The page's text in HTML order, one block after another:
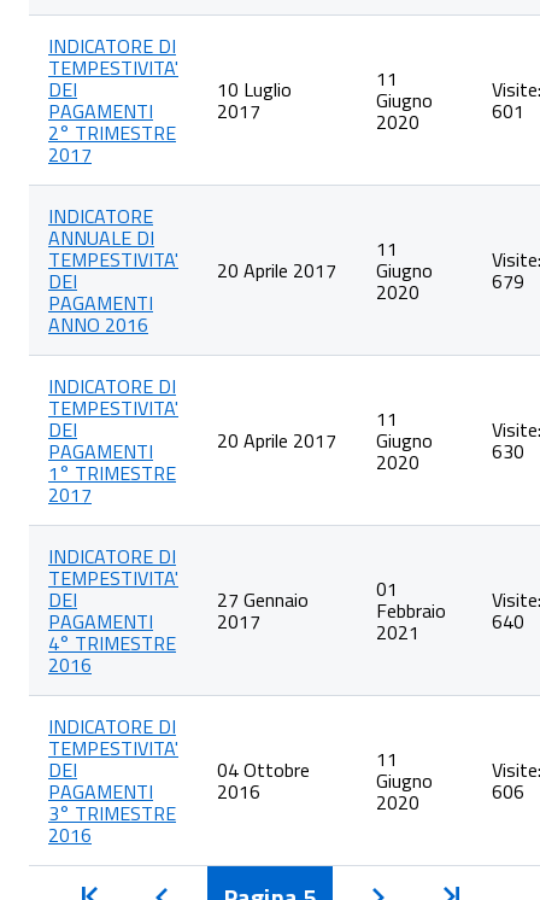
INDICATORE DI
TEMPESTIVITA'
DEI
PAGAMENTI
2° TRIMESTRE
2017
10 Luglio
2017
11
Giugno
2020
Visite:
601
INDICATORE
ANNUALE DI
TEMPESTIVITA'
DEI
PAGAMENTI
ANNO 2016
20 Aprile 2017
11
Giugno
2020
Visite:
679
INDICATORE DI
TEMPESTIVITA'
DEI
PAGAMENTI
1° TRIMESTRE
2017
20 Aprile 2017
11
Giugno
2020
Visite:
630
INDICATORE DI
TEMPESTIVITA'
DEI
PAGAMENTI
4° TRIMESTRE
2016
27 Gennaio
2017
01
Febbraio
2021
Visite:
640
INDICATORE DI
TEMPESTIVITA'
DEI
PAGAMENTI
3° TRIMESTRE
2016
04 Ottobre
2016
11
Giugno
2020
Visite:
606